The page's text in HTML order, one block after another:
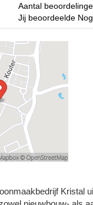
Aantal
Jij beoordeelde
Kristal